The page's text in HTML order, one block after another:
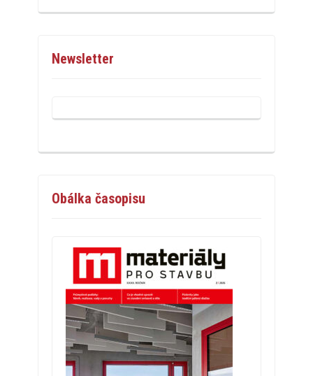
Newsletter
Obálka časopisu